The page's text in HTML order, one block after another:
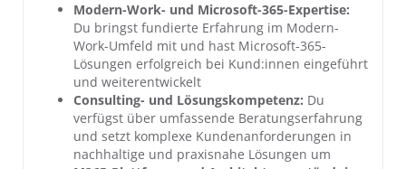
Modern-Work- und Microsoft-365-Expertise:
Du bringst fundierte Erfahrung im Modern-
Work-Umfeld mit und hast Microsoft-365-
Lösungen erfolgreich bei Kund:innen eingeführt
und weiterentwickelt
Consulting- und Lösungskompetenz: Du
verfügst über umfassende Beratungserfahrung
und setzt komplexe Kundenanforderungen in
nachhaltige und praxisnahe Lösungen um